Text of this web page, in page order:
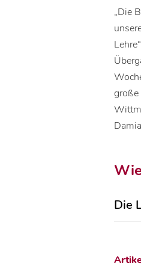
„Die
große
Die